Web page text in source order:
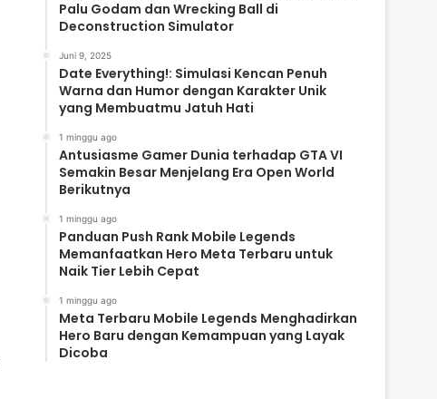
Palu Godam dan Wrecking Ball di
Deconstruction Simulator
Juni 9, 2025
Date Everything!: Simulasi Kencan Penuh
Warna dan Humor dengan Karakter Unik
yang Membuatmu Jatuh Hati
1 minggu ago
Antusiasme Gamer Dunia terhadap GTA VI
Semakin Besar Menjelang Era Open World
Berikutnya
1 minggu ago
Panduan Push Rank Mobile Legends
Memanfaatkan Hero Meta Terbaru untuk
Naik Tier Lebih Cepat
1 minggu ago
Meta Terbaru Mobile Legends Menghadirkan
Hero Baru dengan Kemampuan yang Layak
Dicoba